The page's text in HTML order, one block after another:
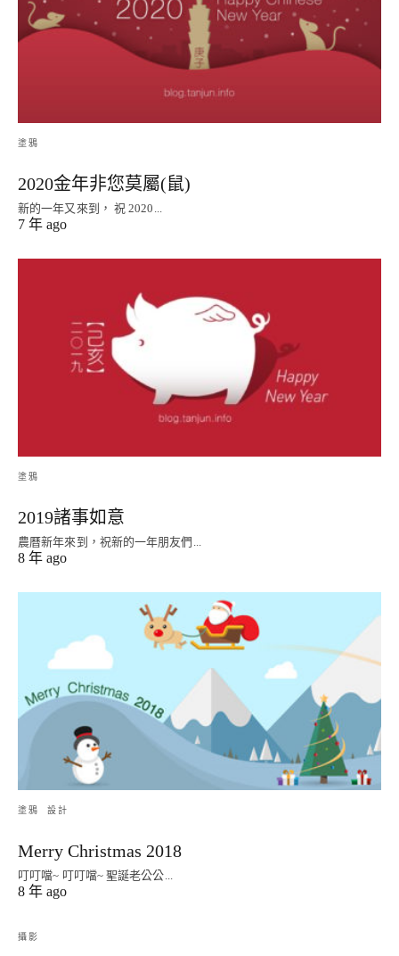
塗鴉
2020金年非您莫屬(鼠)
新的一年又來到， 祝 2020...
7 年 ago
塗鴉
2019諸事如意
農曆新年來到，祝新的一年朋友們...
8 年 ago
塗鴉 設計
Merry Christmas 2018
叮叮噹~ 叮叮噹~ 聖誕老公公...
8 年 ago
攝影